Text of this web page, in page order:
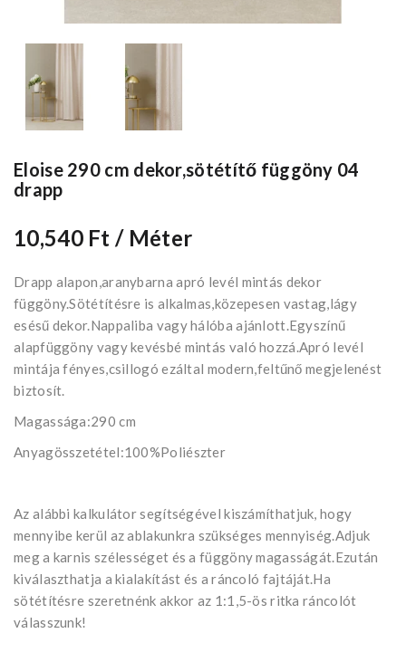
Eloise 290 cm dekor,sötétítő függöny 04
drapp
10,540 Ft/ Méter
Drapp alapon,aranybarna apró levél mintás dekor
függöny.Sötétítésre is alkalmas,közepesen vastag,lágy
esésű dekor.Nappaliba vagy hálóba ajánlott.Egyszínű
alapfüggöny vagy kevésbé mintás való hozzá.Apró levél
mintája fényes,csillogó ezáltal modern,feltűnő megjelenést
biztosít.
Magassága:290 cm
Anyagösszetétel:100%Poliészter
Az alábbi kalkulátor segítségével kiszámíthatjuk, hogy
mennyibe kerül az ablakunkra szükséges mennyiség.Adjuk
meg a karnis szélességet és a függöny magasságát.Ezután
kiválaszthatja a kialakítást és a ráncoló fajtáját.Ha
sötétítésre szeretnénk akkor az 1:1,5-ös ritka ráncolót
válasszunk!